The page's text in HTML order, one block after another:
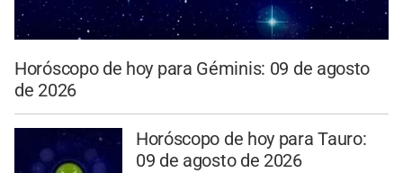
Horóscopo de hoy para Géminis: 09 de agosto
de 2026
Horóscopo de hoy para Tauro:
09 de agosto de 2026